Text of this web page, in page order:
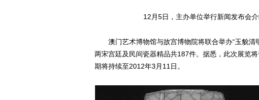
12月5日，主办单位举行新闻发布会
澳门艺术博物馆与故宫博物院将联合举办“玉貌清
两宋宫廷及民间瓷器精品共187件。据悉，此次展览
期将持续至2012年3月11日。